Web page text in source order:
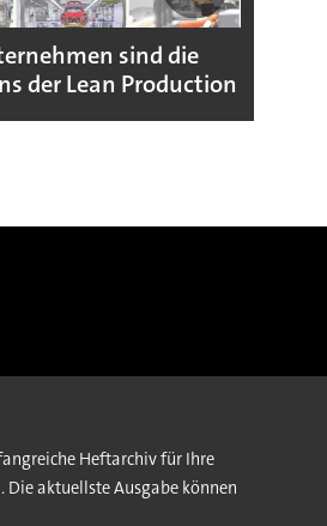
sind die
der Lean Production
Heftarchiv für Ihre
Die aktuellste Ausgabe können